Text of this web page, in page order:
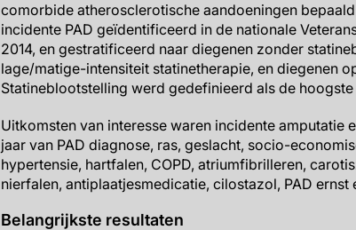
comorbide atherosclerotische aandoeningen
incidente PAD geïdentificeerd in de nationale
2014, en gestratificeerd naar diegenen zonder
lage/matige-intensiteit statinetherapie, en diegenen
Statineblootstelling werd gedefinieerd als de
Uitkomsten van interesse waren incidente
jaar van PAD diagnose, ras, geslacht, socio-
hypertensie, hartfalen, COPD, atriumfibrilleren,
nierfalen, antiplaatjesmedicatie, cilostazol, PAD ernst
Belangrijkste resultaten